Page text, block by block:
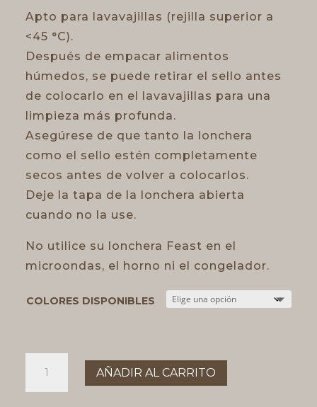
Apto para lavavajillas (rejilla superior a
<45 °C).
Después de empacar alimentos
húmedos, se puede retirar el sello antes
de colocarlo en el lavavajillas para una
limpieza más profunda.
Asegúrese de que tanto la lonchera
como el sello estén completamente
secos antes de volver a colocarlos.
Deje la tapa de la lonchera abierta
cuando no la use.
No utilice su lonchera Feast en el
microondas, el horno ni el congelador.
COLORES DISPONIBLES
BOX
BITE
AÑADIR AL CARRITO